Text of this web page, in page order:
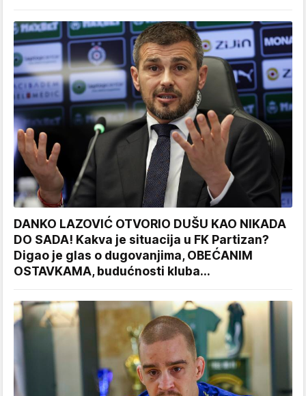
DANKO LAZOVIĆ OTVORIO DUŠU KAO NIKADA
DO SADA! Kakva je situacija u FK Partizan?
Digao je glas o dugovanjima, OBEĆANIM
OSTAVKAMA, budućnosti kluba...